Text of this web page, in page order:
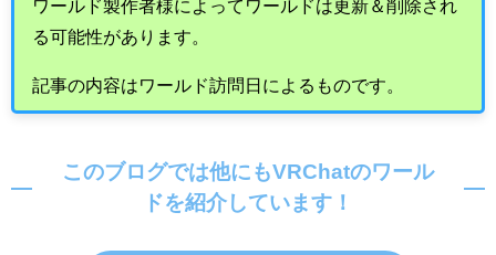
ワールド製作者様によってワールドは更新＆削除され
る可能性があります。
記事の内容はワールド訪問日によるものです。
このブログでは他にもVRChatのワール
ドを紹介しています！